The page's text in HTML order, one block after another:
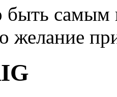
самым
желание